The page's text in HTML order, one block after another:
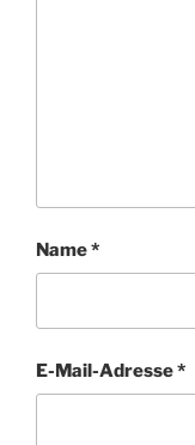
Name*
E-Mail-Adresse*